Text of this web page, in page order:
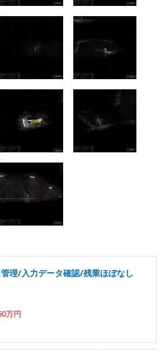
理/入力データ確認/残業ほぼなし
万円